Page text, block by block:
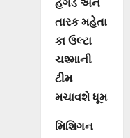
હેગડે અને
તારક મહેતા
કા ઉલ્ટા
ચશ્માની
ટીમ
મચાવશે ધૂમ
મિશિગન